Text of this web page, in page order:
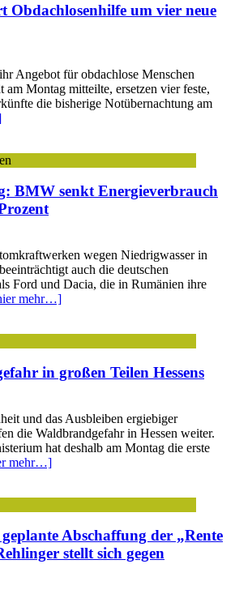
Obdachlosenhilfe um vier neue
Angebot für obdachlose Menschen
am Montag mitteilte, ersetzen vier feste,
die bisherige Notübernachtung am
BMW senkt Energieverbrauch
wegen Niedrigwasser in
auch die deutschen
Ford und Dacia, die in Rumänien ihre
mehr…]
in großen Teilen Hessens
und das Ausbleiben ergiebiger
die Waldbrandgefahr in Hessen weiter.
hat deshalb am Montag die erste
mehr…]
Abschaffung der „Rente
stellt sich gegen